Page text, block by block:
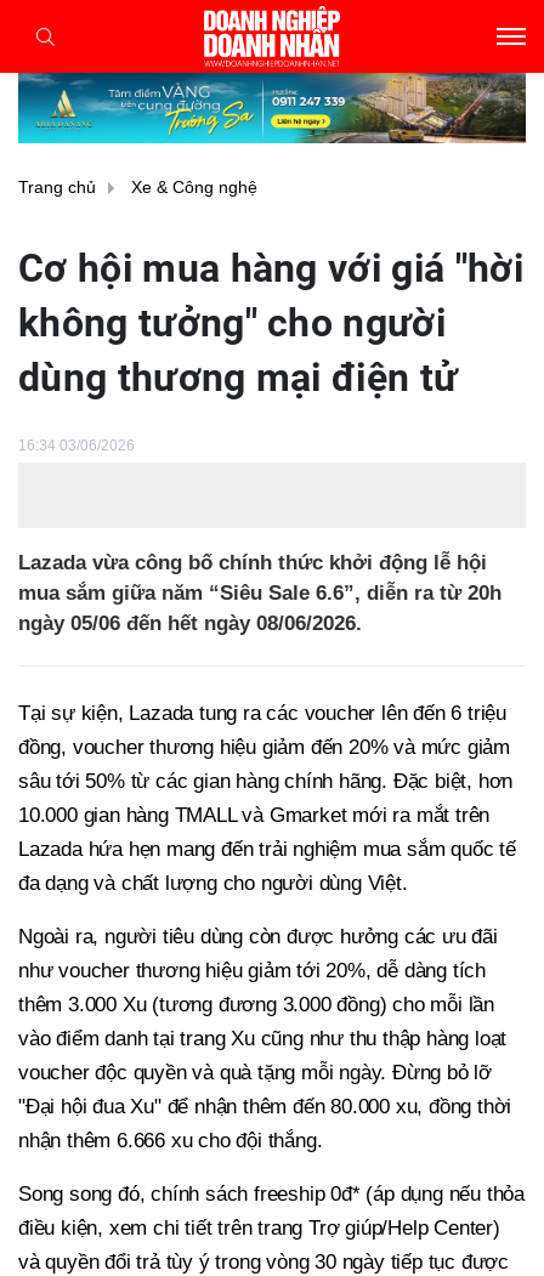
Trang chủ Xe & Công nghệ
Cơ hội mua hàng với giá "hời
không tưởng" cho người
dùng thương mại điện tử
16:34 03/06/2026
Lazada vừa công bố chính thức khởi động lễ hội
mua sắm giữa năm “Siêu Sale 6.6”, diễn ra từ 20h
ngày 05/06 đến hết ngày 08/06/2026.
Tại sự kiện, Lazada tung ra các voucher lên đến 6 triệu
đồng, voucher thương hiệu giảm đến 20% và mức giảm
sâu tới 50% từ các gian hàng chính hãng. Đặc biệt, hơn
10.000 gian hàng TMALL và Gmarket mới ra mắt trên
Lazada hứa hẹn mang đến trải nghiệm mua sắm quốc tế
đa dạng và chất lượng cho người dùng Việt.
Ngoài ra, người tiêu dùng còn được hưởng các ưu đãi
như voucher thương hiệu giảm tới 20%, dễ dàng tích
thêm 3.000 Xu (tương đương 3.000 đồng) cho mỗi lần
vào điểm danh tại trang Xu cũng như thu thập hàng loạt
voucher độc quyền và quà tặng mỗi ngày. Đừng bỏ lỡ
"Đại hội đua Xu" để nhận thêm đến 80.000 xu, đồng thời
nhận thêm 6.666 xu cho đội thắng.
Song song đó, chính sách freeship 0đ* (áp dụng nếu thỏa
điều kiện, xem chi tiết trên trang Trợ giúp/Help Center)
và quyền đổi trả tùy ý trong vòng 30 ngày tiếp tục được